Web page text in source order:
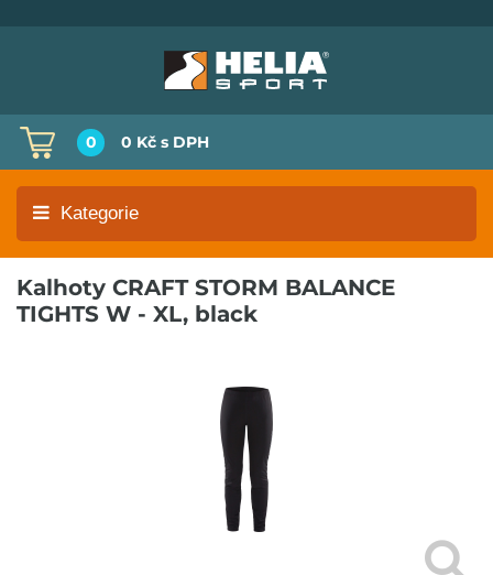
0 0 Kč s DPH
Kategorie
Kalhoty CRAFT STORM BALANCE
TIGHTS W - XL, black